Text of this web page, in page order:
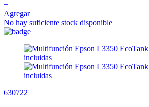
+
Agregar
No hay suficiente stock disponible
630722